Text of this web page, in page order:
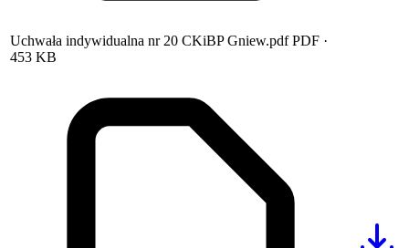
Uchwała indywidualna nr 20 CKiBP Gniew.pdf PDF ·
453 KB